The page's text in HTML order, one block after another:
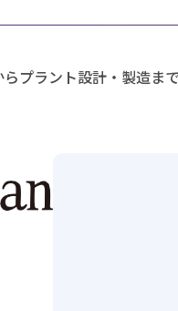
プラント設計・製造ま